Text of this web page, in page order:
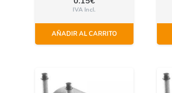
IVA Incl.
AÑADIR AL CARRITO